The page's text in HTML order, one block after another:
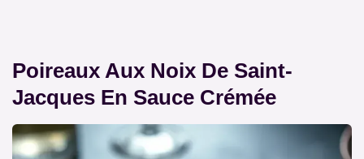
Poireaux Aux Noix De Saint-
Jacques En Sauce Crémée